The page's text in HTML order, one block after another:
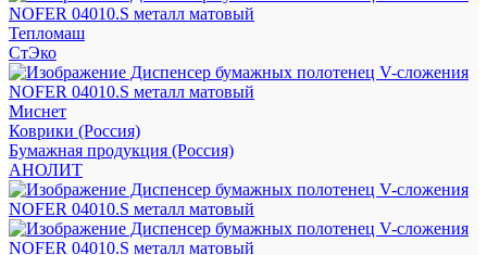
Тепломаш
СтЭко
Миснет
Коврики (Россия)
Бумажная продукция (Россия)
АНОЛИТ